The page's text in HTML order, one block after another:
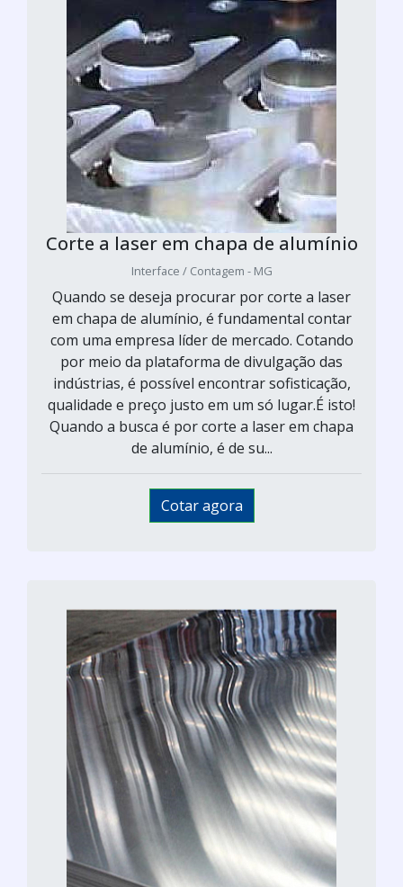
Corte a laser em chapa de alumínio
Interface / Contagem - MG
Quando se deseja procurar por corte a laser
em chapa de alumínio, é fundamental contar
com uma empresa líder de mercado. Cotando
por meio da plataforma de divulgação das
indústrias, é possível encontrar sofisticação,
qualidade e preço justo em um só lugar.É isto!
Quando a busca é por corte a laser em chapa
de alumínio, é de su...
Cotar agora